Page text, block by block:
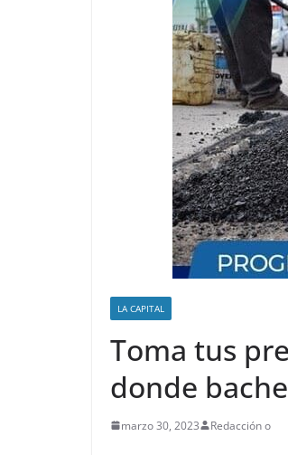
LA CAPITAL
Toma tus
donde
marzo 30, 2023 Redacción o